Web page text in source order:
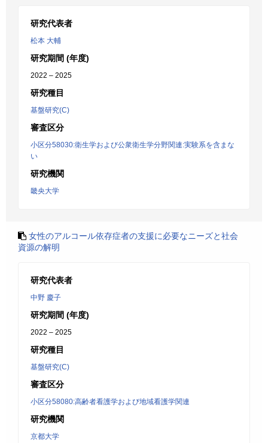
研究代表者
松本 大輔
研究期間 (年度)
2022 – 2025
研究種目
基盤研究(C)
審査区分
小区分58030:衛生学および公衆衛生学分野関連:実験系を含まな
い
研究機関
畿央大学
女性のアルコール依存症者の支援に必要なニーズと社会
資源の解明
研究代表者
中野 慶子
研究期間 (年度)
2022 – 2025
研究種目
基盤研究(C)
審査区分
小区分58080:高齢者看護学および地域看護学関連
研究機関
京都大学